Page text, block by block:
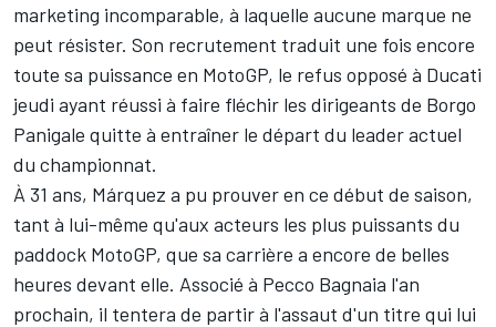
marketing incomparable, à laquelle aucune marque ne
peut résister. Son recrutement traduit une fois encore
toute sa puissance en MotoGP, le refus opposé à Ducati
jeudi ayant réussi à faire fléchir les dirigeants de Borgo
Panigale quitte à entraîner le départ du leader actuel
du championnat.
À 31 ans, Márquez a pu prouver en ce début de saison,
tant à lui-même qu'aux acteurs les plus puissants du
paddock MotoGP, que sa carrière a encore de belles
heures devant elle. Associé à Pecco Bagnaia l'an
prochain, il tentera de partir à l'assaut d'un titre qui lui